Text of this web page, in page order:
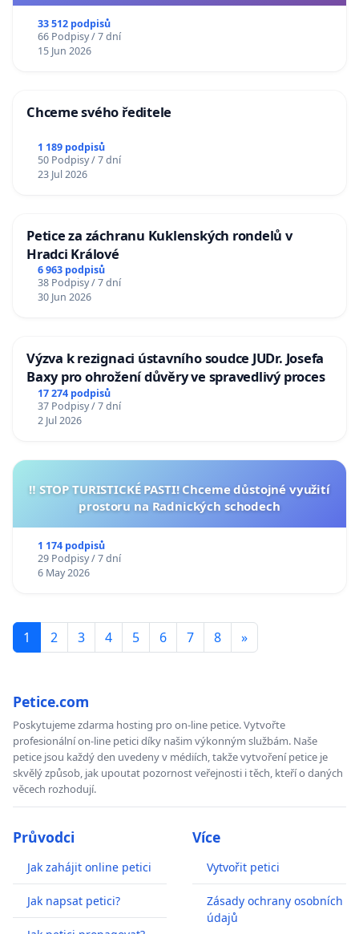
33 512 podpisů
66 Podpisy / 7 dní
15 Jun 2026
Chceme svého ředitele
1 189 podpisů
50 Podpisy / 7 dní
23 Jul 2026
Petice za záchranu Kuklenských rondelů v
Hradci Králové
6 963 podpisů
38 Podpisy / 7 dní
30 Jun 2026
Výzva k rezignaci ústavního soudce JUDr. Josefa
Baxy pro ohrožení důvěry ve spravedlivý proces
17 274 podpisů
37 Podpisy / 7 dní
2 Jul 2026
‼️ STOP TURISTICKÉ PASTI! Chceme důstojné využití
prostoru na Radnických schodech
1 174 podpisů
29 Podpisy / 7 dní
6 May 2026
1 2 3 4 5 6 7 8 »
Petice.com
Poskytujeme zdarma hosting pro on-line petice. Vytvořte
profesionální on-line petici díky našim výkonným službám. Naše
petice jsou každý den uvedeny v médiích, takže vytvoření petice je
skvělý způsob, jak upoutat pozornost veřejnosti i těch, kteří o daných
věcech rozhodují.
Průvodci
Jak zahájit online petici
Jak napsat petici?
Více
Vytvořit petici
Zásady ochrany osobních
údajů